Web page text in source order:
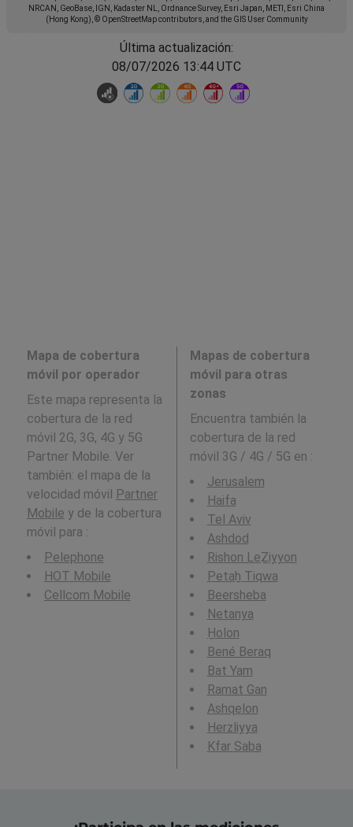
NRCAN, GeoBase, IGN, Kadaster NL, Ordnance Survey, Esri Japan, METI, Esri China
(Hong Kong), © OpenStreetMap contributors, and the GIS User Community
Última actualización:
08/07/2026 13:44 UTC
Mapa de cobertura
móvil por operador
Este mapa representa la
cobertura de la red
móvil 2G, 3G, 4G y 5G
Partner Mobile. Ver
también: el mapa de la
velocidad móvil Partner
Mobile y de la cobertura
móvil para :
Pelephone
HOT Mobile
Cellcom Mobile
Mapas de cobertura
móvil para otras
zonas
Encuentra también la
cobertura de la red
móvil 3G / 4G / 5G en :
Jerusalem
Haifa
Tel Aviv
Ashdod
Rishon LeẔiyyon
Petaẖ Tiqwa
Beersheba
Netanya
H̱olon
Bené Beraq
Bat Yam
Ramat Gan
Ashqelon
Herzliyya
Kfar Saba